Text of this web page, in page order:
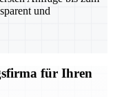
und
für Ihren